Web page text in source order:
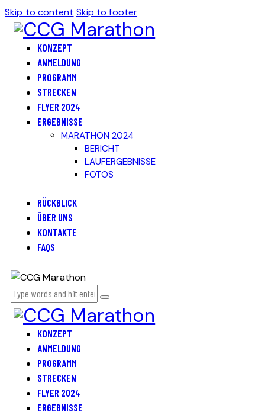
Skip to content Skip to footer
KONZEPT
ANMELDUNG
PROGRAMM
STRECKEN
FLYER 2024
ERGEBNISSE
MARATHON 2024
BERICHT
LAUFERGEBNISSE
FOTOS
RÜCKBLICK
ÜBER UNS
KONTAKTE
FAQS
KONZEPT
ANMELDUNG
PROGRAMM
STRECKEN
FLYER 2024
ERGEBNISSE